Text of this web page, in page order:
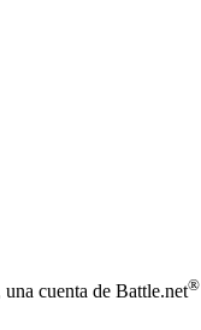
cuenta de Battle.net®